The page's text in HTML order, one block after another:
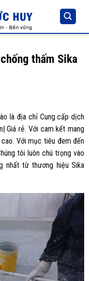
thấm Sika
là địa chỉ Cung cấp dịch
Giá rẻ. Với cam kết mang
Với mục tiêu đem đến
tôi luôn chú trọng vào
nhất từ thương hiệu Sika